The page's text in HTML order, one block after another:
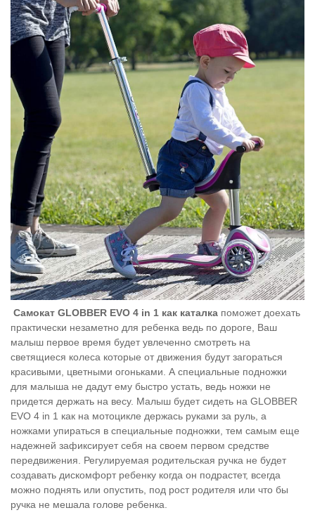
Самокат GLOBBER EVO 4 in 1 как каталка поможет доехать
практически незаметно для ребенка ведь по дороге, Ваш
малыш первое время будет увлеченно смотреть на
светящиеся колеса которые от движения будут загораться
красивыми, цветными огоньками. А специальные подножки
для малыша не дадут ему быстро устать, ведь ножки не
придется держать на весу. Малыш будет сидеть на GLOBBER
EVO 4 in 1 как на мотоцикле держась руками за руль, а
ножками упираться в специальные подножки, тем самым еще
надежней зафиксирует себя на своем первом средстве
передвижения. Регулируемая родительская ручка не будет
создавать дискомфорт ребенку когда он подрастет, всегда
можно поднять или опустить, под рост родителя или что бы
ручка не мешала голове ребенка.